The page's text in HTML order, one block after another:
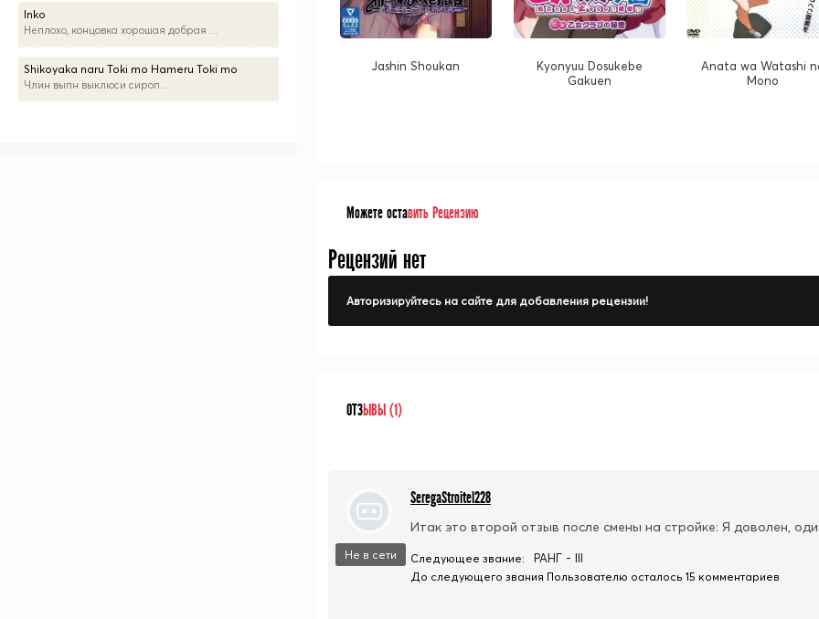
Jashin Shoukan
Kyonyuu Dosukebe
Gakuen
Anata wa Watashi
Mono
Можете оставить Рецензию
Рецензий нет
Авторизируйтесь на сайте для добавления рецензии!
ОТЗЫВЫ (1)
Не в сети
SeregaStroitel228
Итак это второй отзыв после смены на стройке: Я доволен,
Следующее звание: РАНГ - III
До следующего звания Пользователю осталось 15 комментариев
Inko
Неплохо, концовка хорошая добрая ...
Shikoyaka naru Toki mo Hameru Toki mo
Члин выпн выклюси сироп...